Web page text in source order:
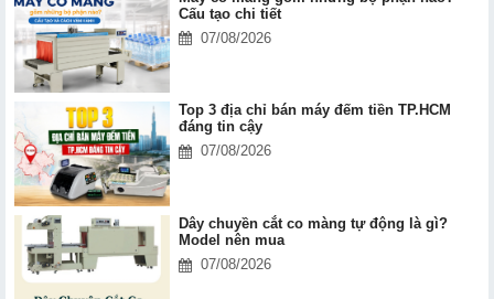
Cấu tạo chi tiết
07/08/2026
Top 3 địa chỉ bán máy đếm tiền TP.HCM
đáng tin cậy
07/08/2026
Dây chuyền cắt co màng tự động là gì?
Model nên mua
07/08/2026